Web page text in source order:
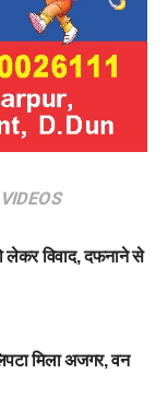
VIDEOS
लेकर विवाद, दफनाने से
मिला अजगर, वन